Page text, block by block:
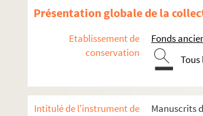
Présentation globale de la
Etablissement de
conservation
Fonds
Intitulé de l'instrument de
Manuscrits
Notes sur l'art
Archéologie
Les inscriptions antiques
Paganisme et christianisme antique
Hérésies chrétiennes et sorcellerie
Histoire du suicide